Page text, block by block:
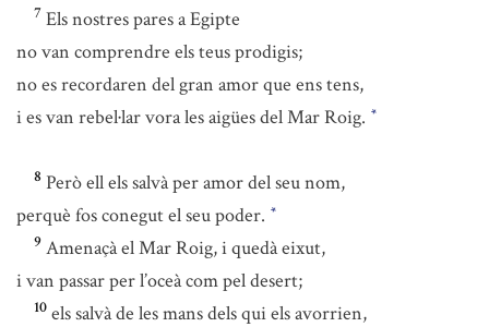
7 Els nostres pares a Egipte
no van comprendre els teus prodigis;
no es recordaren del gran amor que ens tens,
i es van rebel·lar vora les aigües del Mar Roig. *
8 Però ell els salvà per amor del seu nom,
perquè fos conegut el seu poder. *
9 Amenaçà el Mar Roig, i quedà eixut,
i van passar per l’oceà com pel desert;
10 els salvà de les mans dels qui els avorrien,